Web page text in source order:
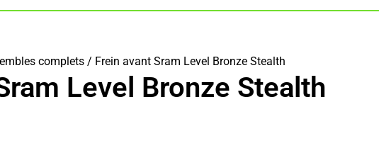
complets/ Frein avant Sram Level Bronze Stealth
Level Bronze Stealth